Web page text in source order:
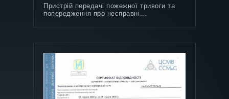
Пристрій передачі пожежної тривоги та
попередження про несправні...
Сертифікат ICR LUN-11 mod.5